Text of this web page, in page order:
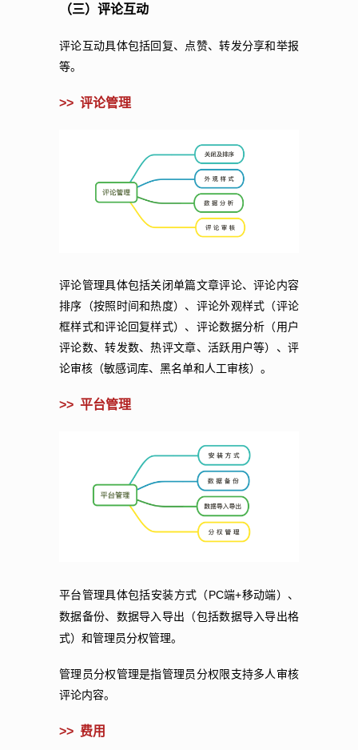
（三）评论互动
评论互动具体包括回复、点赞、转发分享和举报
等。
>> 评论管理
评论管理具体包括关闭单篇文章评论、评论内容
排序（按照时间和热度）、评论外观样式（评论
框样式和评论回复样式）、评论数据分析（用户
评论数、转发数、热评文章、活跃用户等）、评
论审核（敏感词库、黑名单和人工审核）。
>> 平台管理
平台管理具体包括安装方式（ PC端+移动端）、
数据备份、数据导入导出（包括数据导入导出格
式）和管理员分权管理。
管理员分权管理是指管理员分权限支持多人审核
评论内容。
>> 费用